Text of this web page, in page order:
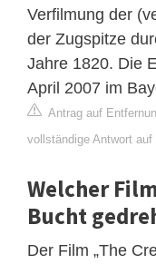
Verfilmung der
der Zugspitze
Jahre 1820. Die
April 2007 im
Antrag auf
vollständige Antwort
Welcher
Bucht
Der Film „The